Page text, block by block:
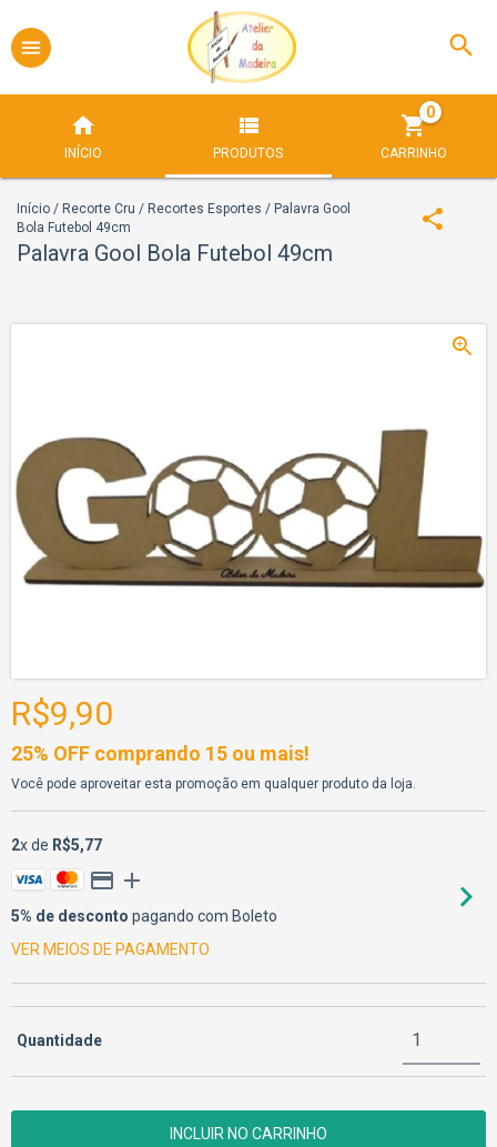
INÍCIO PRODUTOS CARRINHO
0
Início / Recorte Cru / Recortes Esportes / Palavra Gool
Bola Futebol 49cm
Palavra Gool Bola Futebol 49cm
R$9,90
25% OFF comprando 15 ou mais!
Você pode aproveitar esta promoção em qualquer produto da loja.
2x de R$5,77
5% de desconto pagando com Boleto
VER MEIOS DE PAGAMENTO
Quantidade